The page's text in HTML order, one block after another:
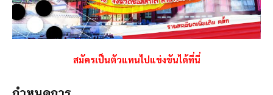
สมัครเป็นตัวแทนไปแข่งขันได้ที่นี่